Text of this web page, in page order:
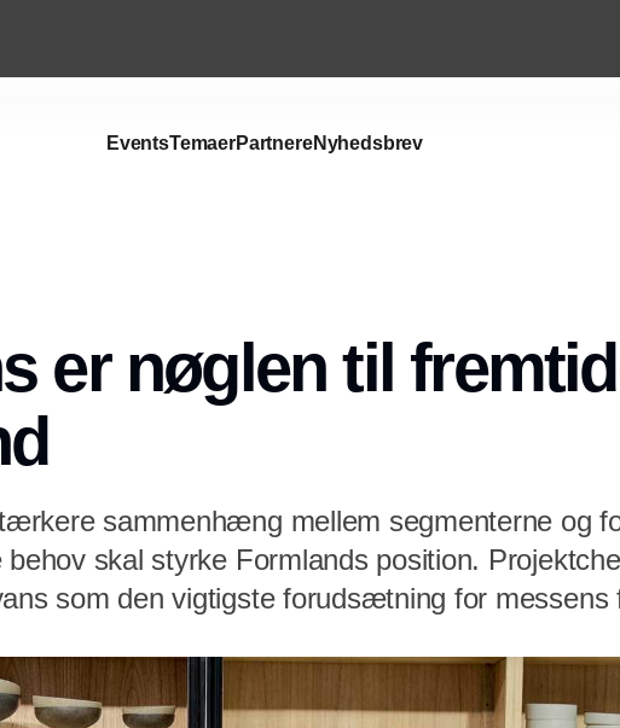
EventsTemaerPartnereNyhedsbrev
er nøglen til
sammenhæng mellem segmenterne og
behov skal styrke Formlands position.
som den vigtigste forudsætning for messens